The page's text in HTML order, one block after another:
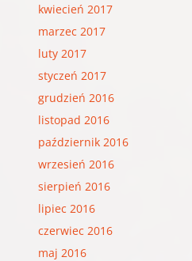
kwiecień 2017
marzec 2017
luty 2017
styczeń 2017
grudzień 2016
listopad 2016
październik 2016
wrzesień 2016
sierpień 2016
lipiec 2016
czerwiec 2016
maj 2016